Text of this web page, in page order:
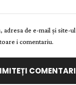
adresa de e-mail și site-
i comentariu.